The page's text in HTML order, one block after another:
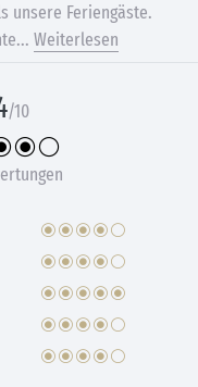
unsere Feriengäste.
Weiterlesen
/10